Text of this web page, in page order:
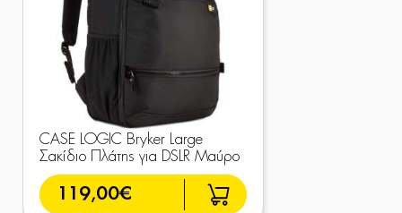
CASE LOGIC Bryker Large
Σακίδιο Πλάτης για DSLR Μαύρο
119,00€